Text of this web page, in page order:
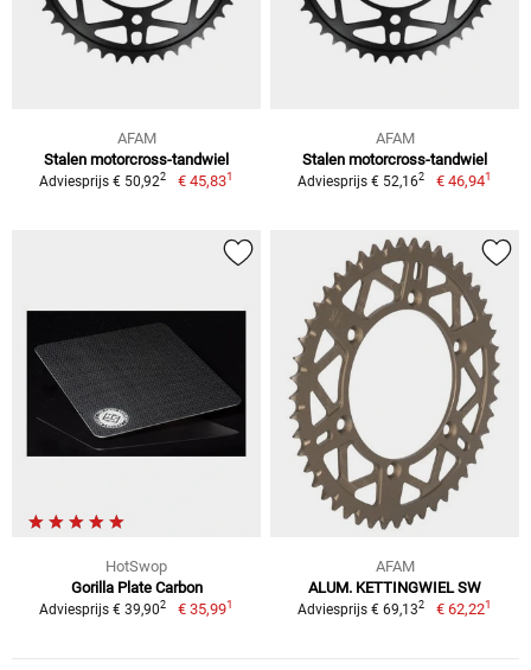
AFAM
Stalen motorcross-tandwiel
Adviesprijs € 50,922 € 45,831
AFAM
Stalen motorcross-tandwiel
Adviesprijs € 52,162 € 46,941
HotSwop
Gorilla Plate Carbon
Adviesprijs € 39,902 € 35,991
AFAM
ALUM. KETTINGWIEL SW
Adviesprijs € 69,132 € 62,221